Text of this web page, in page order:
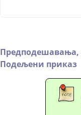
Предподешавања,
Подељени приказ